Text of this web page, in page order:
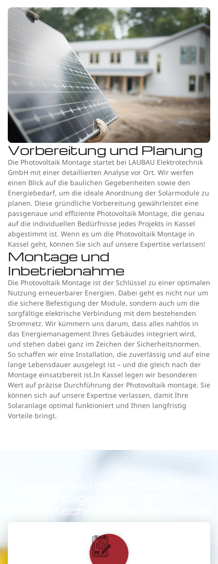
Vorbereitung und Planung
Die Photovoltaik Montage startet bei LAUBAU Elektrotechnik
GmbH mit einer detaillierten Analyse vor Ort. Wir werfen
einen Blick auf die baulichen Gegebenheiten sowie den
Energiebedarf, um die ideale Anordnung der Solarmodule zu
planen. Diese gründliche Vorbereitung gewährleistet eine
passgenaue und effiziente Photovoltaik Montage, die genau
auf die individuellen Bedürfnisse jedes Projekts in Kassel
abgestimmt ist. Wenn es um die Photovoltaik Montage in
Kassel geht, können Sie sich auf unsere Expertise verlassen!
Montage und
Inbetriebnahme
Die Photovoltaik Montage ist der Schlüssel zu einer optimalen
Nutzung erneuerbarer Energien. Dabei geht es nicht nur um
die sichere Befestigung der Module, sondern auch um die
sorgfältige elektrische Verbindung mit dem bestehenden
Stromnetz. Wir kümmern uns darum, dass alles nahtlos in
das Energiemanagement Ihres Gebäudes integriert wird,
und stehen dabei ganz im Zeichen der Sicherheitsnormen.
So schaffen wir eine Installation, die zuverlässig und auf eine
lange Lebensdauer ausgelegt ist – und die gleich nach der
Montage einsatzbereit ist.In Kassel legen wir besonderen
Wert auf präzise Durchführung der Photovoltaik montage. Sie
können sich auf unsere Expertise verlassen, damit Ihre
Solaranlage optimal funktioniert und Ihnen langfristig
Vorteile bringt.
Elektrotechnik GmbH in Kassel